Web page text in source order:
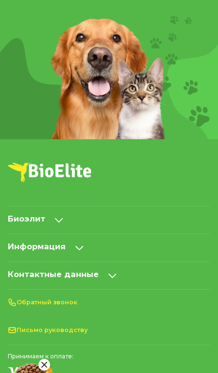
Биоэлит
Информация
Контактные данные
Обратный звонок
Письмо руководству
Принимаем к оплате: